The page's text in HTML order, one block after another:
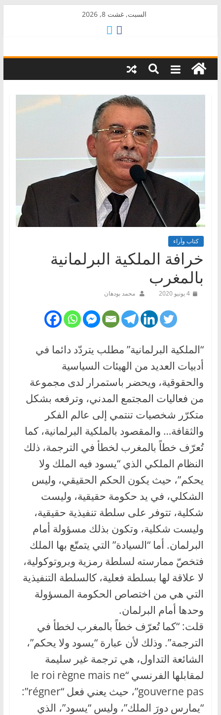
السبت, غشت 8, 2026
AkalPress
منبر
كتاب وآراء
خرافة الملكية البرلمانية
بالمغرب
4 يونيو 2020 محمد بودهان
“الملكية البرلمانية” مطلب يتردّد دائما في
أدبيات العديد من الهيئات السياسية
والحقوقية، ويحضر باستمرار لدى مجموعة
من فعاليات المجتمع المدني، وترفعه بشكل
متكرّر شخصيات تنتمي إلى عالم الفكر
والثقافة… والمقصود بالملكية البرلمانية، كما
تُعرّف خطاً بالمغرب لخطأ في الترجمة، ذلك
النظام الملكي الذي “يسود فيه الملك ولا
يحكم”، حيث يكون الحكم الحقيقي، وليس
الشكلي، في يد حكومة حقيقية، وليست
شكلية، تتوفر على سلطة تنفيذية حقيقية،
وليست شكلية، وتكون بذلك مسؤولة أمام
البرلمان. أما “السيادة” التي يتمتّع بها الملك
فتخصّ ممارسته لسلطة رمزية وبروتوكولية،
لا علاقة لها بسلطة فعلية، كالسلطة التنفيذية
التي هي من اختصاص الحكومة المسؤولة
وحدها أمام البرلمان.
قلت: “كما تُعرّف خطاً بالمغرب لخطأ في
الترجمة”. وذلك لأن عبارة “يسود ولا يحكم”،
الشائعة التداول، هي ترجمة غير سليمة
لمقابلها الفرنسي “le roi règne mais ne
gouverne pas”، حيث يعني فعل “régner”:
“يمارس دورَ الملك”، وليس “يسود”، الذي